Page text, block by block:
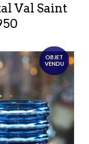
Val Saint
OBJET
VENDU